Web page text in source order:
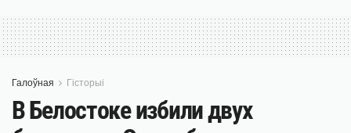
Галоўная Гісторыі
В Белостоке избили двух